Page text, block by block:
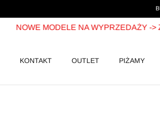
NOWE MODELE NA WYPRZEDAŻY ->
KONTAKT OUTLET PIŻAMY